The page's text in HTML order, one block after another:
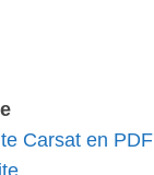
Carsat en PDF